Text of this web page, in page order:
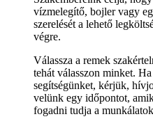
vízmelegítő, bojler vagy
szerelését a lehető
végre.
Válassza a remek
tehát válasszon minket.
segítségünket, kérjük,
velünk egy időpontot,
fogadni tudja a